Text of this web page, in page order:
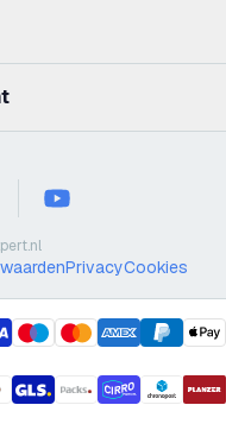
youtube
PrivacyCookies